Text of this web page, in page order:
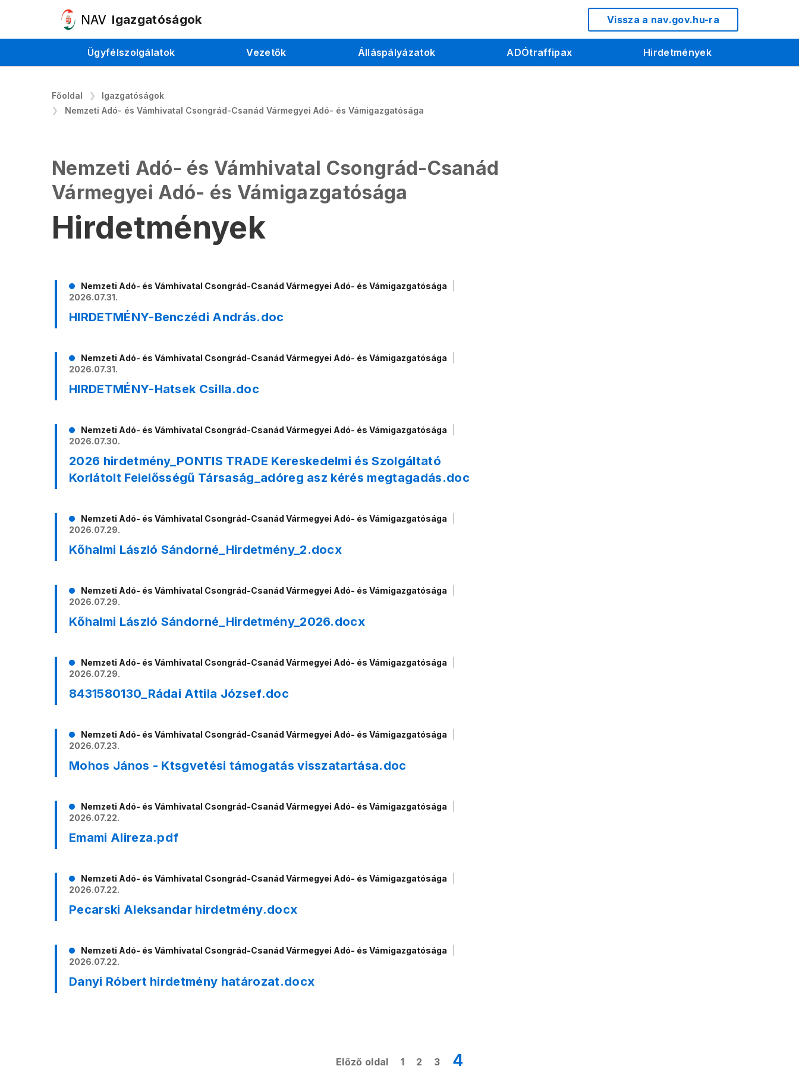
Igazgatóságok Vissza a nav.gov.hu-ra
Ügyfélszolgálatok Vezetők Álláspályázatok ADÓtraffipax Hirdetmények
Főoldal
Igazgatóságok
Nemzeti Adó- és Vámhivatal Csongrád-Csanád Vármegyei Adó- és Vámigazgatósága
Nemzeti Adó- és Vámhivatal Csongrád-Csanád
Vármegyei Adó- és Vámigazgatósága
Hirdetmények
Nemzeti Adó- és Vámhivatal Csongrád-Csanád Vármegyei Adó- és Vámigazgatósága
2026.07.31.
HIRDETMÉNY-Benczédi András.doc
Nemzeti Adó- és Vámhivatal Csongrád-Csanád Vármegyei Adó- és Vámigazgatósága
2026.07.31.
HIRDETMÉNY-Hatsek Csilla.doc
Nemzeti Adó- és Vámhivatal Csongrád-Csanád Vármegyei Adó- és Vámigazgatósága
2026.07.30.
2026 hirdetmény_PONTIS TRADE Kereskedelmi és Szolgáltató
Korlátolt Felelősségű Társaság_adóreg asz kérés megtagadás.doc
Nemzeti Adó- és Vámhivatal Csongrád-Csanád Vármegyei Adó- és Vámigazgatósága
2026.07.29.
Kőhalmi László Sándorné_Hirdetmény_2.docx
Nemzeti Adó- és Vámhivatal Csongrád-Csanád Vármegyei Adó- és Vámigazgatósága
2026.07.29.
Kőhalmi László Sándorné_Hirdetmény_2026.docx
Nemzeti Adó- és Vámhivatal Csongrád-Csanád Vármegyei Adó- és Vámigazgatósága
2026.07.29.
8431580130_Rádai Attila József.doc
Nemzeti Adó- és Vámhivatal Csongrád-Csanád Vármegyei Adó- és Vámigazgatósága
2026.07.23.
Mohos János - Ktsgvetési támogatás visszatartása.doc
Nemzeti Adó- és Vámhivatal Csongrád-Csanád Vármegyei Adó- és Vámigazgatósága
2026.07.22.
Emami Alireza.pdf
Nemzeti Adó- és Vámhivatal Csongrád-Csanád Vármegyei Adó- és Vámigazgatósága
2026.07.22.
Pecarski Aleksandar hirdetmény.docx
Nemzeti Adó- és Vámhivatal Csongrád-Csanád Vármegyei Adó- és Vámigazgatósága
2026.07.22.
Danyi Róbert hirdetmény határozat.docx
Előző oldal 1 2 3 4